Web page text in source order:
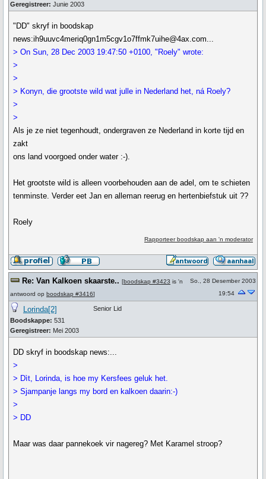
Geregistreer: Junie 2003
"DD" skryf in boodskap
news:ih9uuvc4meriq0gn1m5cgv1o7ffmk7uihe@4ax.com...
> On Sun, 28 Dec 2003 19:47:50 +0100, "Roely" wrote:
>
>
> Konyn, die grootste wild wat julle in Nederland het, ná Roely?
>
>
Als je ze niet tegenhoudt, ondergraven ze Nederland in korte tijd en
zakt
ons land voorgoed onder water :-).
Het grootste wild is alleen voorbehouden aan de adel, om te schieten
tenminste. Verder eet Jan en alleman reerug en hertenbiefstuk uit ??
Roely
Rapporteer boodskap aan 'n moderator
Re: Van Kalkoen skaarste.. [boodskap #3423 is 'n
antwoord op boodskap #3416]
So., 28 Desember 2003
19:54
Lorinda[2]
Boodskappe: 531
Geregistreer: Mei 2003
Senior Lid
DD skryf in boodskap news:...
>
> Dìt, Lorinda, is hoe my Kersfees geluk het.
> Sjampanje langs my bord en kalkoen daarin:-)
>
> DD
Maar was daar pannekoek vir nagereg? Met Karamel stroop?